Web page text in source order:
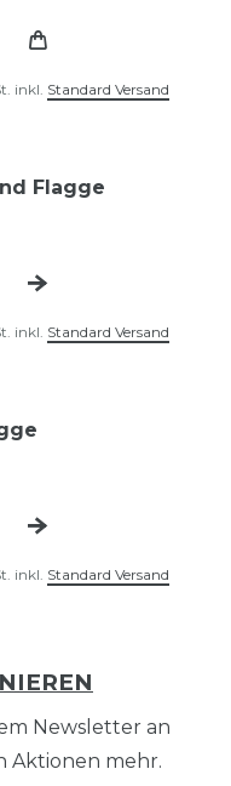
inkl. Standard Versand
Flagge
inkl. Standard Versand
inkl. Standard Versand
Newsletter an
Aktionen mehr.